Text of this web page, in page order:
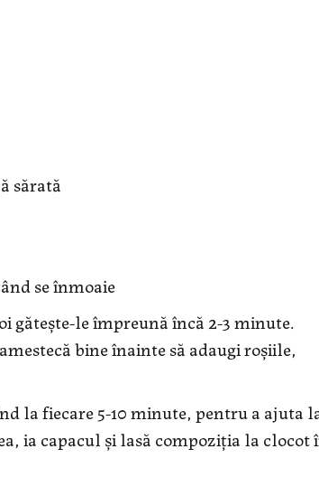
sărată
se înmoaie
gătește-le împreună încă 2-3 minute.
bine înainte să adaugi roșiile,
la fiecare 5-10 minute, pentru a ajuta
ia capacul și lasă compoziția la clocot